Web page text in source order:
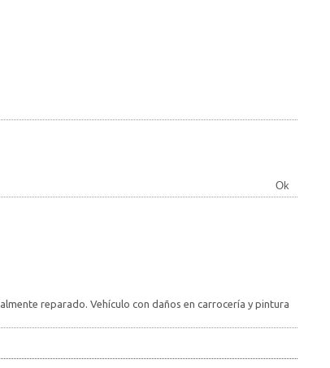
Ok
reparado. Vehículo con daños en carrocería y pintura